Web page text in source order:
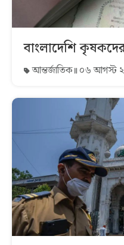
বাংলাদেশি
আন্তর্জাতিক ০৬ আগস্ট